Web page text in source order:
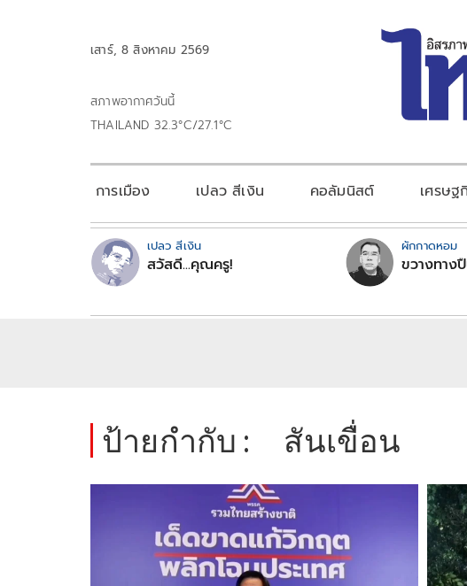
เสาร์, 8 สิงหาคม 2569
สภาพอากาศวันนี้
THAILAND 32.3°C/27.1°C
การเมือง เปลว สีเงิน คอลัมนิสต์ เศรษฐ
เปลว สีเงิน
สวัสดี...คุณครู!
ผักกาดหอม
ขวางทาง
ป้ายกำกับ : สันเขื่อน